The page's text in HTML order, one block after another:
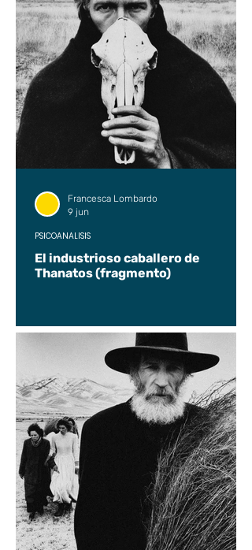
El industrioso caballero de
Thanatos (fragmento)
PSICOANÁLISIS
Francesca Lombardo
9 jun